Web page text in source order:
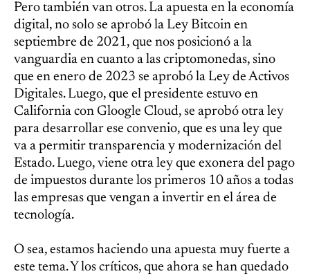
Pero también van otros. La apuesta en la economía
digital, no solo se aprobó la Ley Bitcoin en
septiembre de 2021, que nos posicionó a la
vanguardia en cuanto a las criptomonedas, sino
que en enero de 2023 se aprobó la Ley de Activos
Digitales. Luego, que el presidente estuvo en
California con Gloogle Cloud, se aprobó otra ley
para desarrollar ese convenio, que es una ley que
va a permitir transparencia y modernización del
Estado. Luego, viene otra ley que exonera del pago
de impuestos durante los primeros 10 años a todas
las empresas que vengan a invertir en el área de
tecnología.
O sea, estamos haciendo una apuesta muy fuerte a
este tema. Y los críticos, que ahora se han quedado